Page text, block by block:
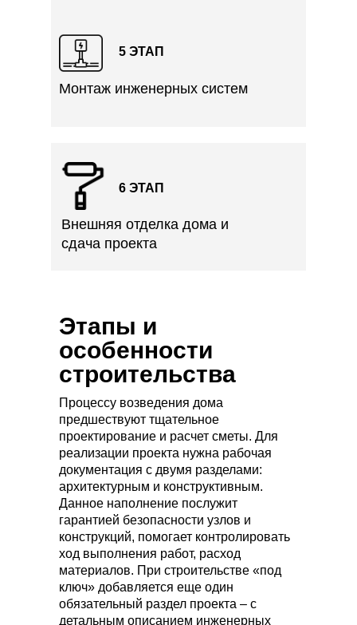
5 ЭТАП
Монтаж инженерных систем
6 ЭТАП
Внешняя отделка дома и
сдача проекта
Этапы и
особенности
строительства
Процессу возведения дома
предшествуют тщательное
проектирование и расчет сметы. Для
реализации проекта нужна рабочая
документация с двумя разделами:
архитектурным и конструктивным.
Данное наполнение послужит
гарантией безопасности узлов и
конструкций, помогает контролировать
ход выполнения работ, расход
материалов. При строительстве «под
ключ» добавляется еще один
обязательный раздел проекта – с
детальным описанием инженерных